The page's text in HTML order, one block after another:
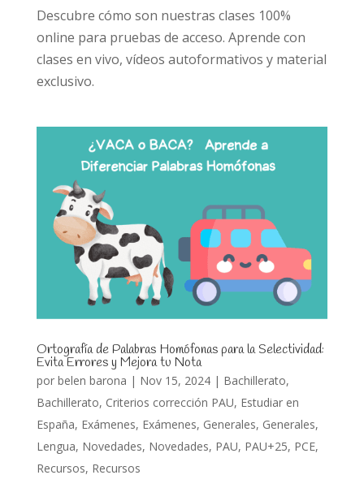
Descubre cómo son nuestras clases 100%
online para pruebas de acceso. Aprende con
clases en vivo, vídeos autoformativos y material
exclusivo.
Ortografía de Palabras Homófonas para la Selectividad:
Evita Errores y Mejora tu Nota
por belen barona | Nov 15, 2024| Bachillerato,
Bachillerato, Criterios corrección PAU, Estudiar en
España, Exámenes, Exámenes, Generales, Generales,
Lengua, Novedades, Novedades, PAU, PAU+25, PCE,
Recursos, Recursos